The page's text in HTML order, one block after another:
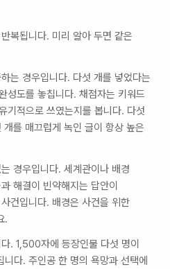
복됩니다. 미리 알아 두면 같은
는 경우입니다. 다섯 개를 넣었다는
성도를 놓칩니다. 채점자는 키워드
기적으로 쓰였는지를 봅니다. 다섯
를 매끄럽게 녹인 글이 항상 높은
경우입니다. 세계관이나 배경
해결이 빈약해지는 답안이
건입니다. 배경은 사건을 위한
.
. 1,500자에 등장인물 다섯 명이
다. 주인공 한 명의 욕망과 선택에